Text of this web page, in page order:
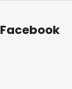
Facebook